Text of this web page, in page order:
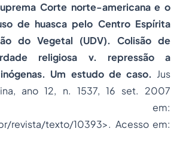
Corte norte-americana e o
de huasca pelo Centro Espírita
do Vegetal (UDV). Colisão de
religiosa v. repressão a
Um estudo de caso. Jus
ano 12, n. 1537, 16 set. 2007
em:
revista/texto/10393>. Acesso em: